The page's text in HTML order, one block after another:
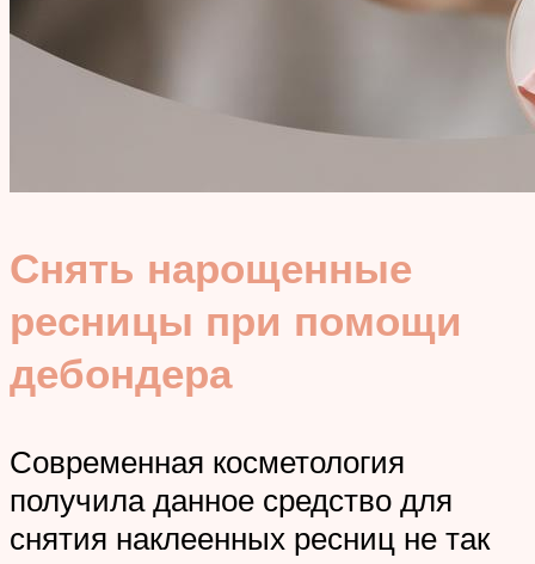
Снять нарощенные
ресницы при помощи
дебондера
Современная косметология
получила данное средство для
снятия наклеенных ресниц не так